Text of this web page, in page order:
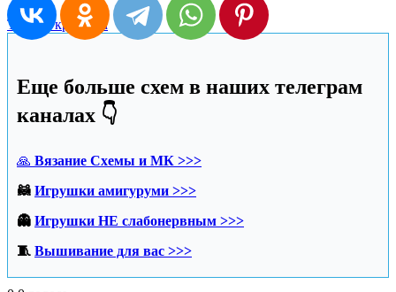
Туника крючком
Еще больше схем в наших телеграм
каналах 👇
🙏 Вязание Схемы и МК >>>
🦝 Игрушки амигуруми >>>
👻 Игрушки НЕ слабонервным >>>
🧵 Вышивание для вас >>>